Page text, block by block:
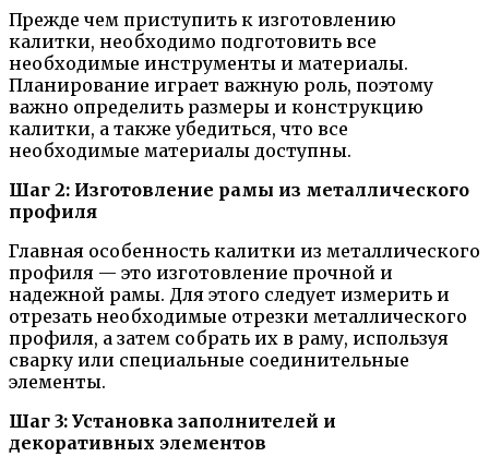
Прежде чем приступить к изготовлению
калитки, необходимо подготовить все
необходимые инструменты и материалы.
Планирование играет важную роль, поэтому
важно определить размеры и конструкцию
калитки, а также убедиться, что все
необходимые материалы доступны.
Шаг 2: Изготовление рамы из металлического
профиля
Главная особенность калитки из металлического
профиля — это изготовление прочной и
надежной рамы. Для этого следует измерить и
отрезать необходимые отрезки металлического
профиля, а затем собрать их в раму, используя
сварку или специальные соединительные
элементы.
Шаг 3: Установка заполнителей и
декоративных элементов